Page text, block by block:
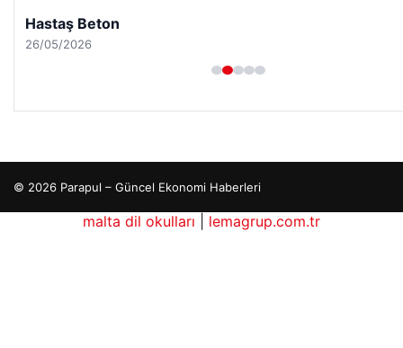
Hastaş Beton
26/05/2026
© 2026 Parapul – Güncel Ekonomi Haberleri
malta dil okulları
lemagrup.com.tr